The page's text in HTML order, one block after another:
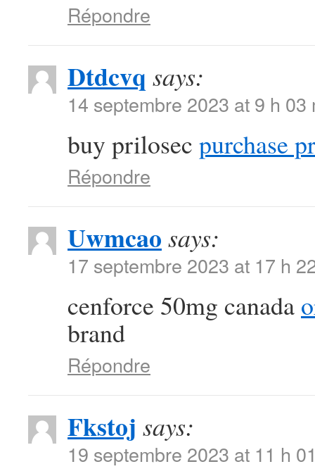
Répondre
Dtdcvq says:
14 septembre 2023 at 9 h 03
buy prilosec purchase
Répondre
Uwmcao says:
17 septembre 2023 at 17 h
cenforce 50mg canada
brand
Répondre
Fkstoj says:
19 septembre 2023 at 11 h